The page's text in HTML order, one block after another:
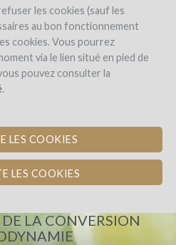
les cookies (sauf les
au bon fonctionnement
cookies. Vous pourrez
via le lien situé en pied de
pouvez consulter la
.
LES COOKIES
LES COOKIES
DE BEL
LA CONVERSION